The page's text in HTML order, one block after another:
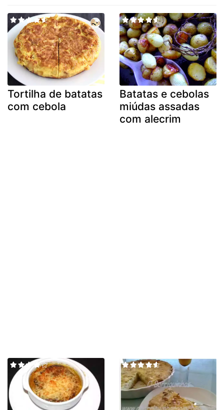
Tortilha de batatas
com cebola
Batatas e cebolas
miúdas assadas
com alecrim